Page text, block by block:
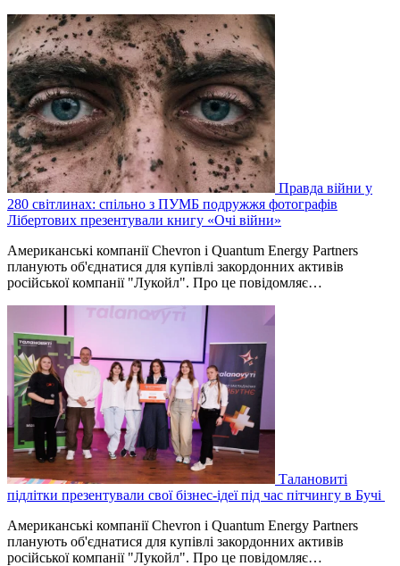
Правда війни у
280 світлинах: спільно з ПУМБ подружжя фотографів
Лібертових презентували книгу «Очі війни»
Американські компанії Chevron і Quantum Energy Partners
планують об'єднатися для купівлі закордонних активів
російської компанії "Лукойл". Про це повідомляє…
Талановиті
підлітки презентували свої бізнес-ідеї під час пітчингу в Бучі
Американські компанії Chevron і Quantum Energy Partners
планують об'єднатися для купівлі закордонних активів
російської компанії "Лукойл". Про це повідомляє…